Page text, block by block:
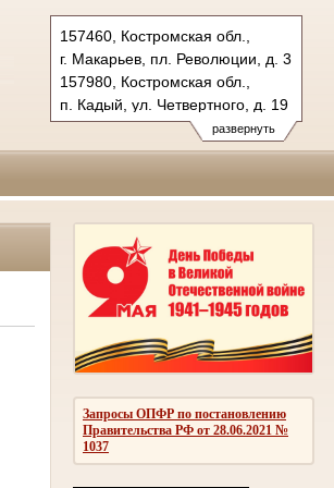
развернуть
157460, Костромская обл.,
г. Макарьев, пл. Революции, д. 3
157980, Костромская обл.,
п. Кадый, ул. Четвертного, д. 19
Тел.: +7(494-45) 55-5-57,
+7(494-42) 3-40-43
kadiysky.kst@sudrf.ru
Запросы ОПФР по постановлению
Правительства РФ от 28.06.2021 №
1037